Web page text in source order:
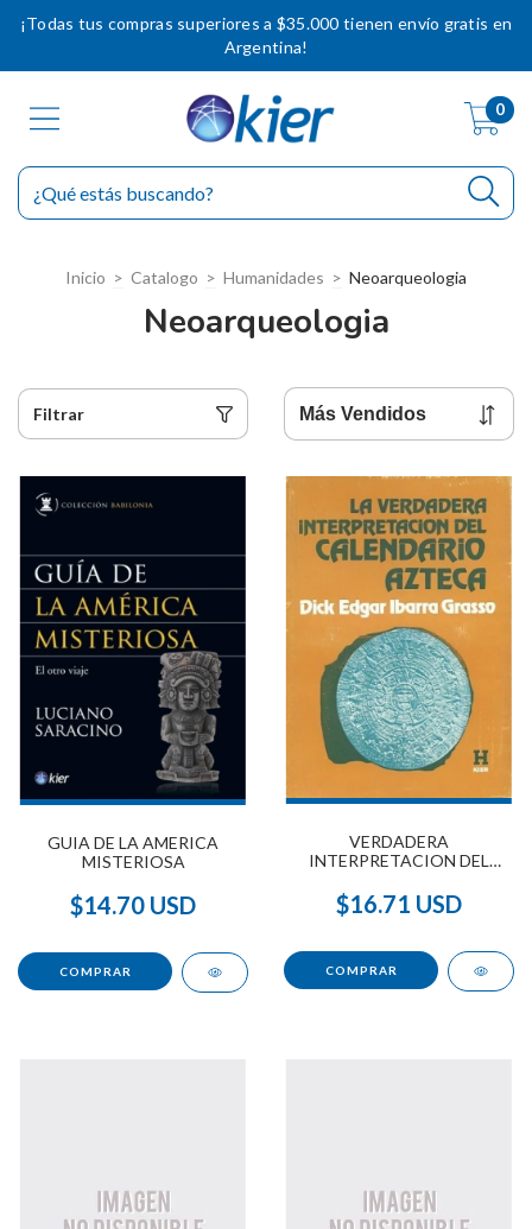
¡Todas tus compras superiores a $35.000 tienen envío gratis en
Argentina!
0
Inicio > Catalogo > Humanidades > Neoarqueologia
Neoarqueologia
Filtrar
GUIA DE LA AMERICA
MISTERIOSA
$14.70 USD
VERDADERA
INTERPRETACION DEL
(DESCATALOGADO), LA
$16.71 USD